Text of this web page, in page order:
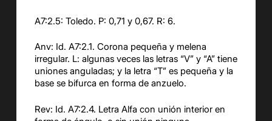
A7:2.5: Toledo. P: 0,71 y 0,67. R: 6.
Anv: Id. A7:2.1. Corona pequeña y melena
irregular. L: algunas veces las letras “V” y “A” tiene
uniones anguladas; y la letra “T” es pequeña y la
base se bifurca en forma de anzuelo.
Rev: Id. A7:2.4. Letra Alfa con unión interior en